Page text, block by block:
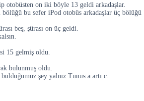
otobüsten on iki böyle 13 geldi arkadaşlar.
bölüğü bu sefer iPod otobüs arkadaşlar üç bölüğü
beş, şûrası on üç geldi.
15 gelmiş oldu.
bulunmuş oldu.
şey yalnız Tunus a artı c.